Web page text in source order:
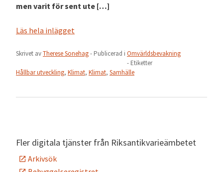
men varit för sent ute […]
Läs hela inlägget
Skrivet avTherese Sonehag- Publicerad i Omvärldsbevakning
- Etiketter
Hållbar utveckling, Klimat, Klimat, Samhälle
Fler digitala tjänster från Riksantikvarieämbetet
Arkivsök